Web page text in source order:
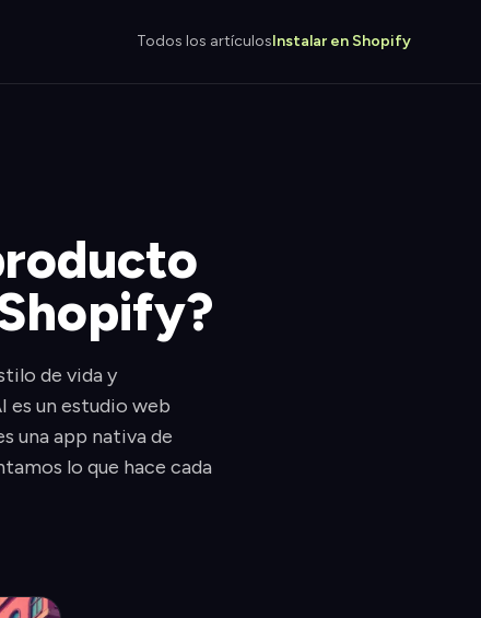
Todos los artículosInstalar en Shopify
de vida y
es un estudio web
una app nativa de
lo que hace cada